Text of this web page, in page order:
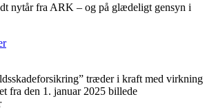
nytår fra ARK – og på glædeligt gensyn i